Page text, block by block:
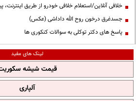
خلافی آنلاین/استعلام خلافی خودرو از طریق اینترنت،
جسدغرق درخون روح الله داداشی (عکس)
پاسخ های دکتر توکلی به سوالات کنکوری ها
لینک های مفید
قیمت شیشه
آلپاری